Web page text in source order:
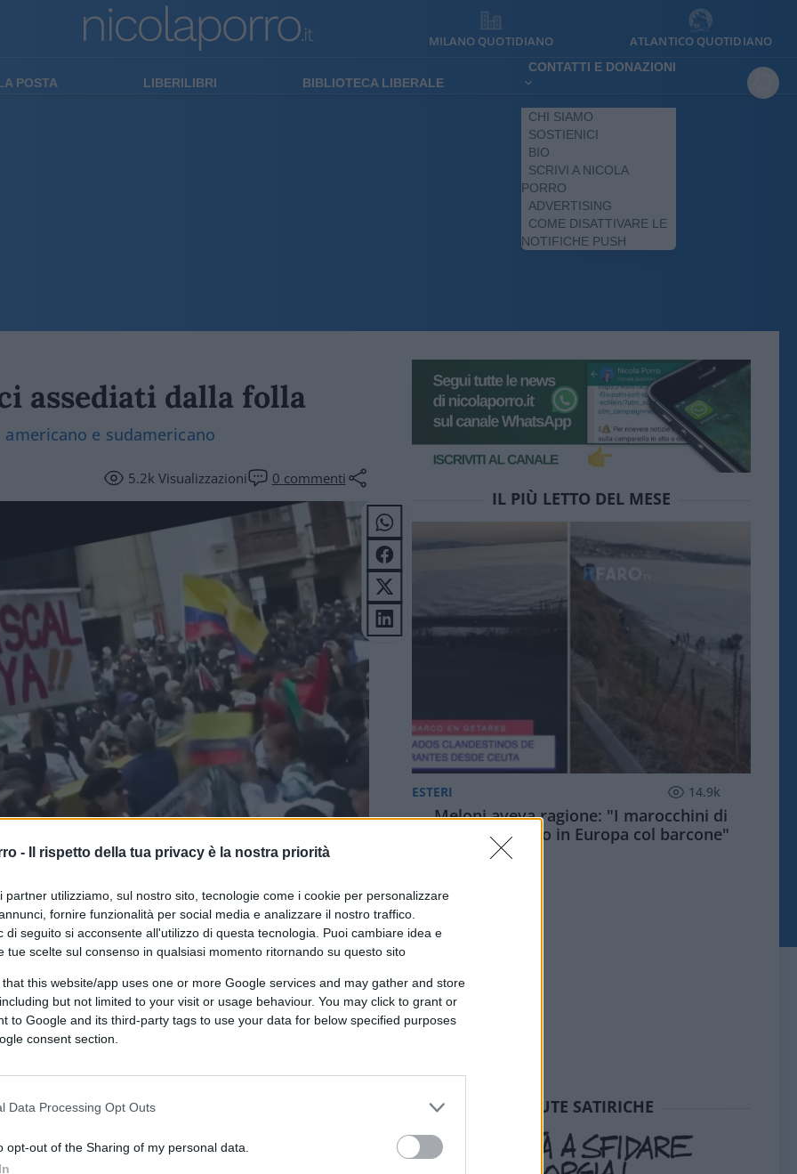
- Il rispetto della tua privacy è la nostra priorità
partner utilizziamo, sul nostro sito, tecnologie come i cookie per personalizzare
fornire funzionalità per social media e analizzare il nostro traffico.
di seguito si acconsente all'utilizzo di questa tecnologia. Puoi cambiare idea e
tue scelte sul consenso in qualsiasi momento ritornando su questo sito
that this website/app uses one or more Google services and may gather and store
but not limited to your visit or usage behaviour. You may click to grant or
to Google and its third-party tags to use your data for below specified purposes
consent section.
Data Processing Opt Outs
opt-out of the Sharing of my personal data.
MILANO QUOTIDIANO ATLANTICO QUOTIDIANO
POSTA LIBERILIBRI BIBLIOTECA LIBERALE
CONTATTI E DONAZIONI
CHI SIAMO
SOSTIENICI
BIO
SCRIVI A NICOLA
PORRO
ADVERTISING
COME DISATTIVARE LE
NOTIFICHE PUSH
assediati dalla folla
e sudamericano
5.2kVisualizzazioni 0 commenti
su Google CLICCA QUI
i giudici della Corte Suprema
all’appello del presidente
della Corte Suprema della
procuratore generale. “Protestate
li aveva incitati Petro. “La
IL PIÙ LETTO DEL MESE
ESTERI 14.9k
Meloni aveva ragione: "I marocchini di
Ceuta sbarcano in Europa col barcone"
SEDUTE SATIRICHE